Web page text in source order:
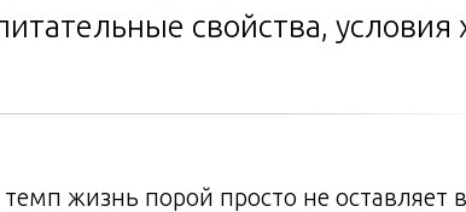
свойства, условия
жизнь порой просто не оставляет